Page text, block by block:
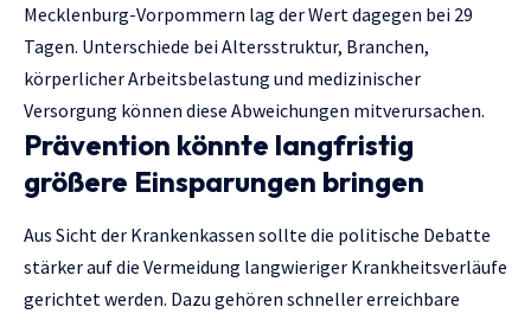
Mecklenburg-Vorpommern lag der Wert dagegen bei 29
Tagen. Unterschiede bei Altersstruktur, Branchen,
körperlicher Arbeitsbelastung und medizinischer
Versorgung können diese Abweichungen mitverursachen.
Prävention könnte langfristig
größere Einsparungen bringen
Aus Sicht der Krankenkassen sollte die politische Debatte
stärker auf die Vermeidung langwieriger Krankheitsverläufe
gerichtet werden. Dazu gehören schneller erreichbare